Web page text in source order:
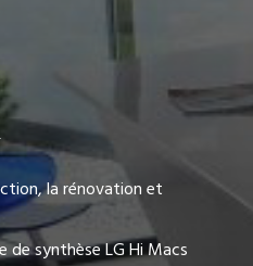
la rénovation et
synthèse LG Hi Macs